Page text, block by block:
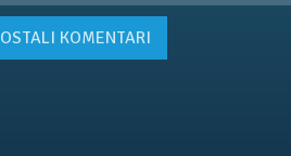
OSTALI KOMENTARI